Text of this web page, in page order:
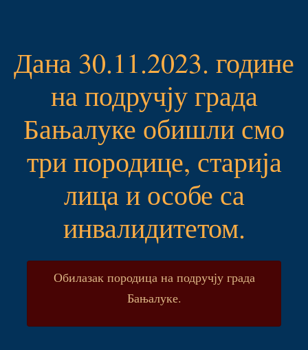
Дана 30.11.2023. године
на подручју града
Бањалуке обишли смо
три породице, старија
лица и особе са
инвалидитетом.
Обилазак породица на подручју града
Бањалуке.